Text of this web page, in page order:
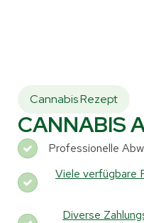
Cannabis Rezept
CANNABIS
Professionelle
Viele verfügbare
Diverse